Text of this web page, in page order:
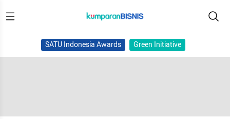
SATU Indonesia Awards Green Initiative